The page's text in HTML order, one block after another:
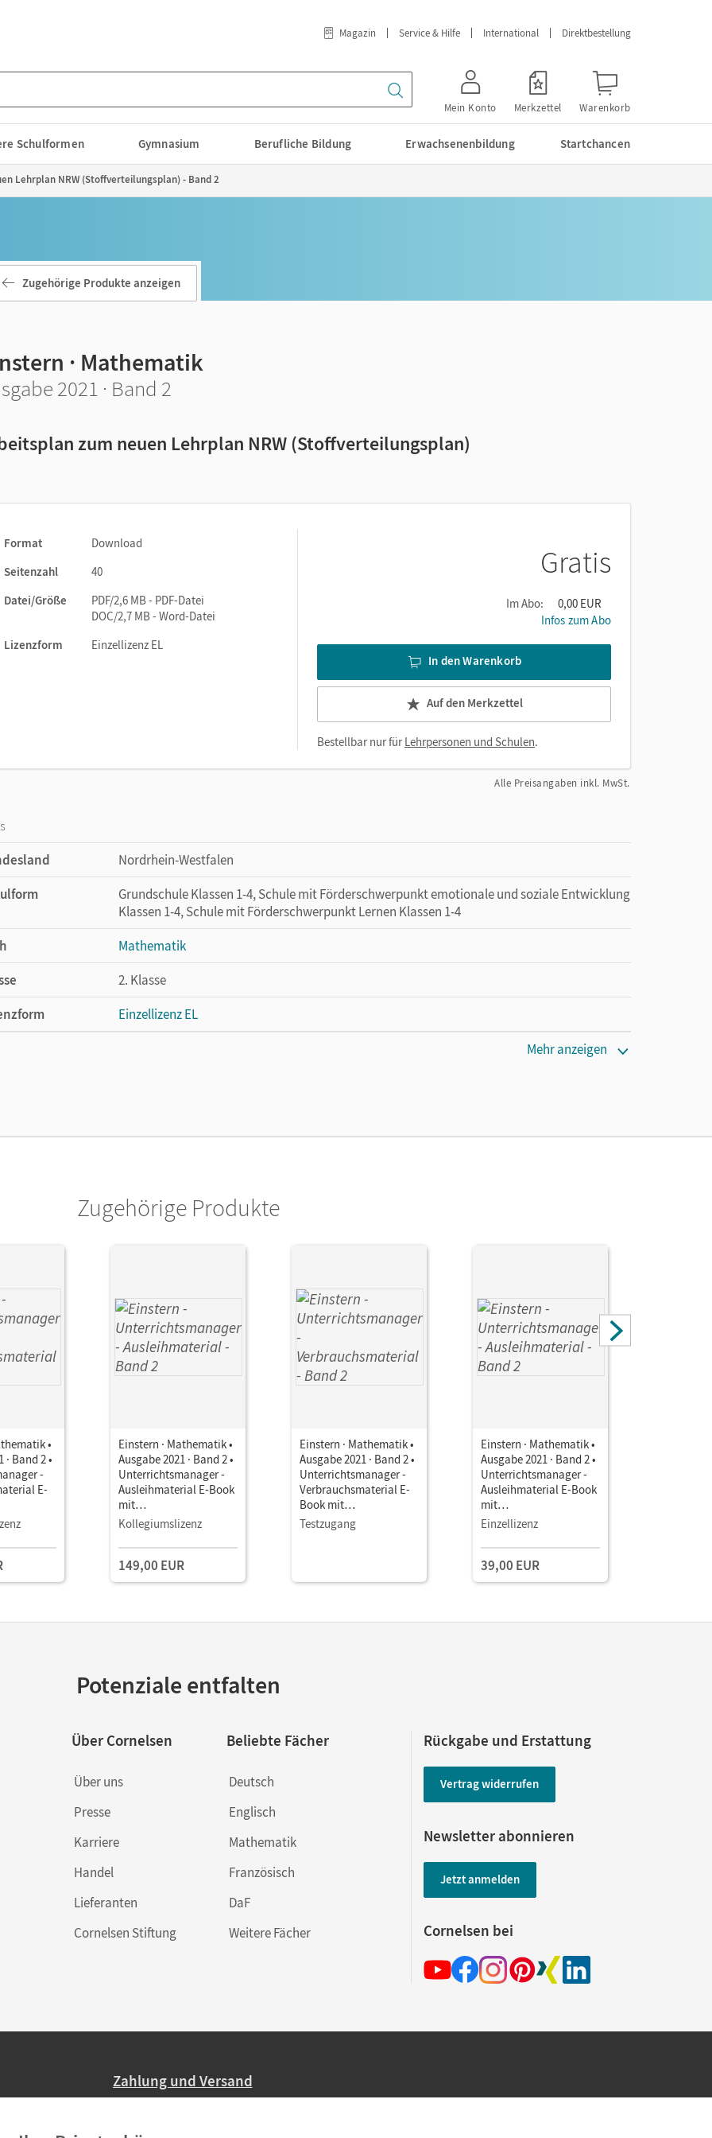
Magazin Service & Hilfe International Direktbestellung
Mein Konto Merkzettel Warenkorb
Schulformen Gymnasium Berufliche Bildung Erwachsenenbildung Startchancen
Lehrplan NRW (Stoffverteilungsplan) - Band 2
Zugehörige Produkte anzeigen
· Mathematik
2021 · Band 2
zum neuen Lehrplan NRW (Stoffverteilungsplan)
Format
Download
Seitenzahl
40
Datei/Größe
PDF/2,6 MB - PDF-Datei
DOC/2,7 MB - Word-Datei
Lizenzform
Einzellizenz EL
Gratis
Im Abo:
0,00 EUR
Infos zum Abo
In den Warenkorb
Auf den Merkzettel
Bestellbar nur fürLehrpersonen und Schulen.
Alle Preisangaben inkl. MwSt.
Nordrhein-Westfalen
Grundschule Klassen 1-4, Schule mit Förderschwerpunkt emotionale und soziale Entwicklung
Klassen 1-4, Schule mit Förderschwerpunkt Lernen Klassen 1-4
Mathematik
2. Klasse
Einzellizenz EL
Mehr anzeigen
Zugehörige Produkte
•
· Band 2 •
-
E-
Einstern · Mathematik •
Ausgabe 2021 · Band 2 •
Unterrichtsmanager -
Ausleihmaterial E-Book
mit
Lehrkräftematerialien
und Planungstools
Kollegiumslizenz
149,00 EUR
Einstern · Mathematik •
Ausgabe 2021 · Band 2 •
Unterrichtsmanager -
Verbrauchsmaterial E-
Book mit
Lehrkräftematerialien
und Planungstools
Testzugang
Einstern · Mathematik •
Ausgabe 2021 · Band 2 •
Unterrichtsmanager -
Ausleihmaterial E-Book
mit
Lehrkräftematerialien
Einzellizenz
39,00 EUR
Potenziale entfalten
Über Cornelsen
Über uns
Presse
Karriere
Handel
Lieferanten
Cornelsen Stiftung
Beliebte Fächer
Deutsch
Englisch
Mathematik
Französisch
DaF
Weitere Fächer
Rückgabe und Erstattung
Vertrag widerrufen
Newsletter abonnieren
Jetzt anmelden
Cornelsen bei
Zahlung und Versand